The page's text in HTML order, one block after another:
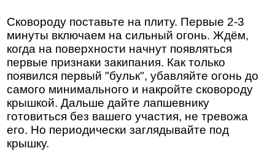
Сковороду поставьте на плиту. Первые 2-3
минуты включаем на сильный огонь. Ждём,
когда на поверхности начнут появляться
первые признаки закипания. Как только
появился первый "бульк", убавляйте огонь до
самого минимального и накройте сковороду
крышкой. Дальше дайте лапшевнику
готовиться без вашего участия, не тревожа
его. Но периодически заглядывайте под
крышку.